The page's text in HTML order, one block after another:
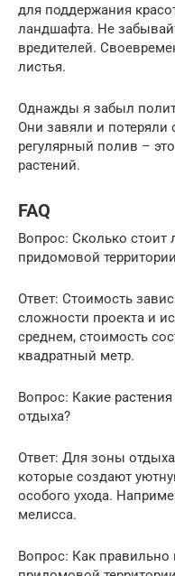
для поддержания
ландшафта. Не
вредителей.
листья.
Однажды я забыл
Они завяли и потеряли
регулярный полив –
растений.
FAQ
Вопрос: Сколько
придомовой
Ответ: Стоимость
сложности проекта и
среднем, стоимость
квадратный метр.
Вопрос: Какие
отдыха?
Ответ: Для зоны
которые создают
особого ухода.
мелисса.
Вопрос: Как